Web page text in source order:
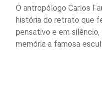
O antropólogo Carlos
história do retrato que
pensativo e em
memória a famosa